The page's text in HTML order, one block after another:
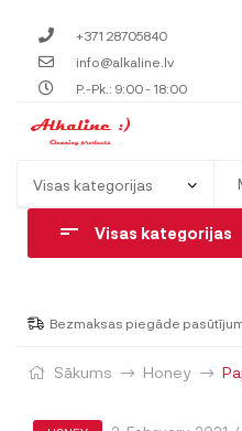
+371 28705840
info@alkaline.lv
P.-Pk.: 9:00 - 18:00
Visas kategorijas
Bezmaksas piegāde
Sākums Honey